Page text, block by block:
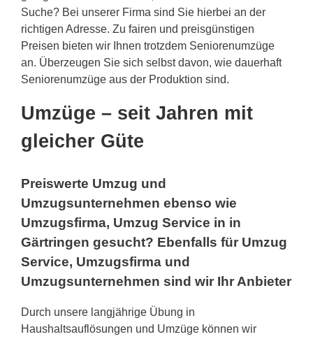
Suche? Bei unserer Firma sind Sie hierbei an der
richtigen Adresse. Zu fairen und preisgünstigen
Preisen bieten wir Ihnen trotzdem Seniorenumzüge
an. Überzeugen Sie sich selbst davon, wie dauerhaft
Seniorenumzüge aus der Produktion sind.
Umzüge – seit Jahren mit
gleicher Güte
Preiswerte Umzug und
Umzugsunternehmen ebenso wie
Umzugsfirma, Umzug Service in in
Gärtringen gesucht? Ebenfalls für Umzug
Service, Umzugsfirma und
Umzugsunternehmen sind wir Ihr Anbieter
Durch unsere langjährige Übung in
Haushaltsauflösungen und Umzüge können wir